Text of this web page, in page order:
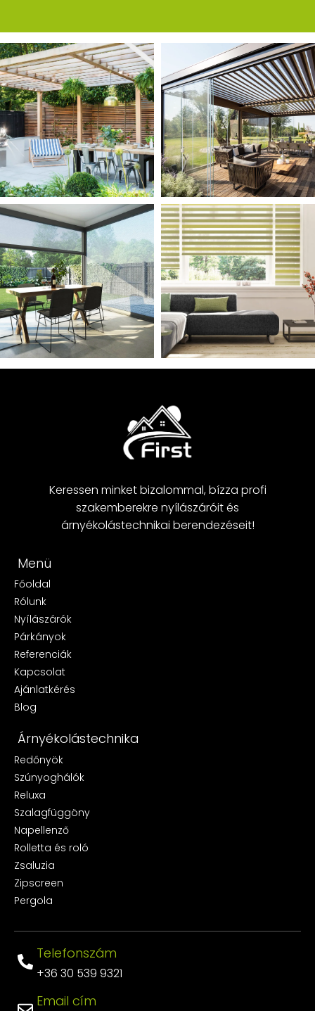
Keressen minket bizalommal, bízza profi
szakemberekre nyílászáróit és
árnyékolástechnikai berendezéseit!
Menü
Főoldal
Rólunk
Nyílászárók
Párkányok
Referenciák
Kapcsolat
Ajánlatkérés
Blog
Árnyékolástechnika
Redőnyök
Szúnyoghálók
Reluxa
Szalagfüggöny
Napellenző
Rolletta és roló
Zsaluzia
Zipscreen
Pergola
+36 30 539 9321
Telefonszám
Email cím